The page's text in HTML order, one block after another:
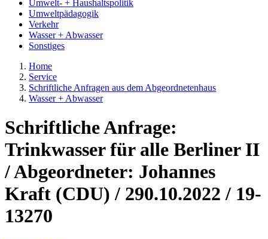
Umwelt- + Haushaltspolitik
Umweltpädagogik
Verkehr
Wasser + Abwasser
Sonstiges
Home
Service
Schriftliche Anfragen aus dem Abgeordnetenhaus
Wasser + Abwasser
Schriftliche Anfrage:
Trinkwasser für alle Berliner II
/ Abgeordneter: Johannes
Kraft (CDU) / 290.10.2022 / 19-
13270